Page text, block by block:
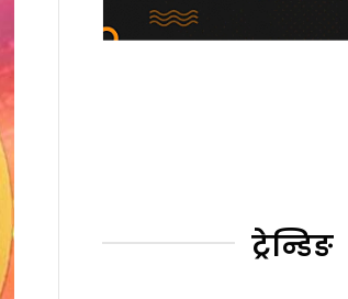
ट्रेन्डिङ